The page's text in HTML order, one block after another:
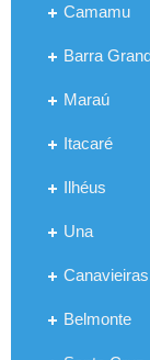
Camamu
Barra
Maraú
Itacaré
Ilhéus
Una
Canavieiras
Belmonte